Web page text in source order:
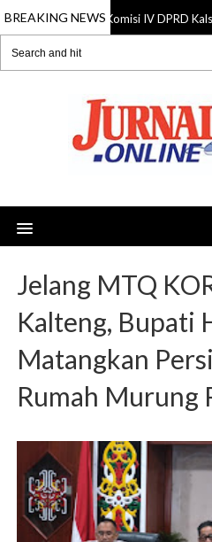
BREAKING NEWS
06 Aug 2026 Komisi IV DPRD
Jelang MTQ
Kalteng, Bupati
Matangkan
Rumah Murung